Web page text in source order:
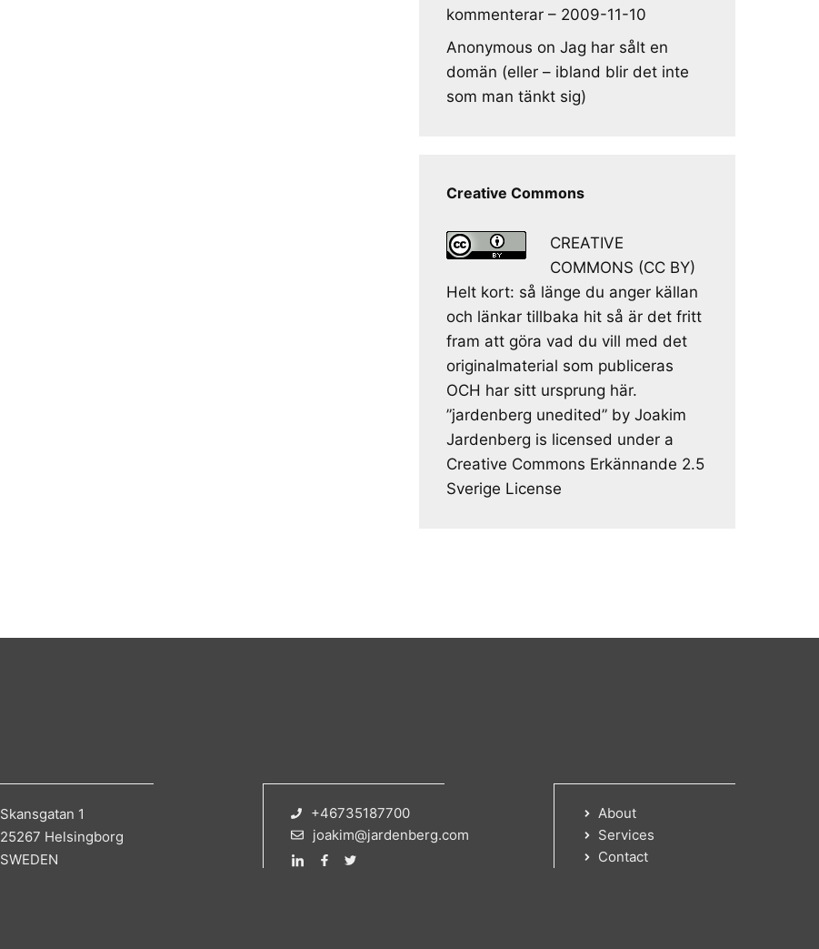
kommenterar – 2009-11-10
Anonymous on Jag har sålt en
domän (eller – ibland blir det inte
som man tänkt sig)
Creative Commons
CREATIVE
COMMONS (CC BY)
Helt kort: så länge du anger källan
och länkar tillbaka hit så är det fritt
fram att göra vad du vill med det
originalmaterial som publiceras
OCH har sitt ursprung här.
”jardenberg unedited” by Joakim
Jardenberg is licensed under a
Creative Commons Erkännande 2.5
Sverige License
Skansgatan 1
25267 Helsingborg
SWEDEN
+46735187700
joakim@jardenberg.com
About
Services
Contact